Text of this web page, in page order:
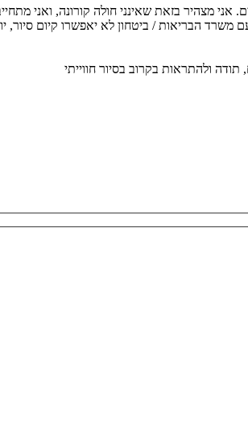
משרד הבריאות על כן כל משתתף מחויב להגיע עם מסכה אישית, לשמור מרחק כנדרש, בקבוצה יהיו לכל היותר 20 משתתפים. אני מצהיר בזאת
משרד הבריאות / ביטחון לא יאפשרו קיום סיור,
ולהתראות בקרוב בסיור חווייתי